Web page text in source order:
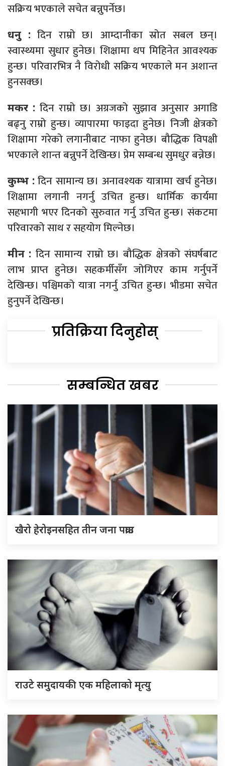
सक्रिय भएकाले सचेत बन्नुपर्नेछ।
धनु : दिन राम्रो छ। आम्दानीका स्रोत सबल छन्।
स्वास्थ्यमा सुधार हुनेछ। शिक्षामा थप मिहिनेत आवश्यक
हुन्छ। परिवारभित्र नै विरोधी सक्रिय भएकाले मन अशान्त
हुनसक्छ।
मकर : दिन राम्रो छ। अग्रजको सुझाव अनुसार अगाडि
बढ्नु राम्रो हुन्छ। व्यापारमा फाइदा हुनेछ। निजी क्षेत्रको
शिक्षामा गरेको लगानीबाट नाफा हुनेछ। बौद्धिक विपक्षी
भएकाले शान्त बन्नुपर्ने देखिन्छ। प्रेम सम्बन्ध सुमधुर बन्नेछ।
कुम्भ :दिन सामान्य छ। अनावश्यक यात्रामा खर्च हुनेछ।
शिक्षामा लगानी नगर्नु उचित हुन्छ। धार्मिक कार्यमा
सहभागी भएर दिनको सुरुवात गर्नु उचित हुन्छ। संकटमा
परिवारको साथ र सहयोग मिल्नेछ।
मीन : दिन सामान्य राम्रो छ। बौद्धिक क्षेत्रको संघर्षबाट
लाभ प्राप्त हुनेछ। सहकर्मीसँग जोगिएर काम गर्नुपर्ने
देखिन्छ। पश्चिमको यात्रा नगर्नु उचित हुन्छ। भीडमा सचेत
हुनुपर्ने देखिन्छ।
प्रतिक्रिया दिनुहोस्
सम्बन्धित खबर
खैरो हेरोइनसहित तीन जना पक्राउ
राउटे समुदायकी एक महिलाको मृत्यु